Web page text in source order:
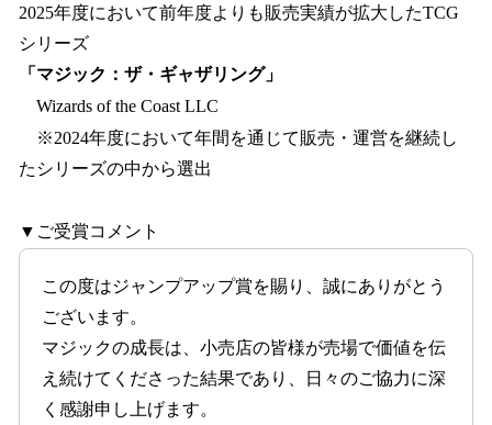
2025年度において前年度よりも販売実績が拡大したTCG
シリーズ
「マジック：ザ・ギャザリング」
Wizards of the Coast LLC
※2024年度において年間を通じて販売・運営を継続し
たシリーズの中から選出
▼ご受賞コメント
この度はジャンプアップ賞を賜り、誠にありがとう
ございます。
マジックの成長は、小売店の皆様が売場で価値を伝
え続けてくださった結果であり、日々のご協力に深
く感謝申し上げます。